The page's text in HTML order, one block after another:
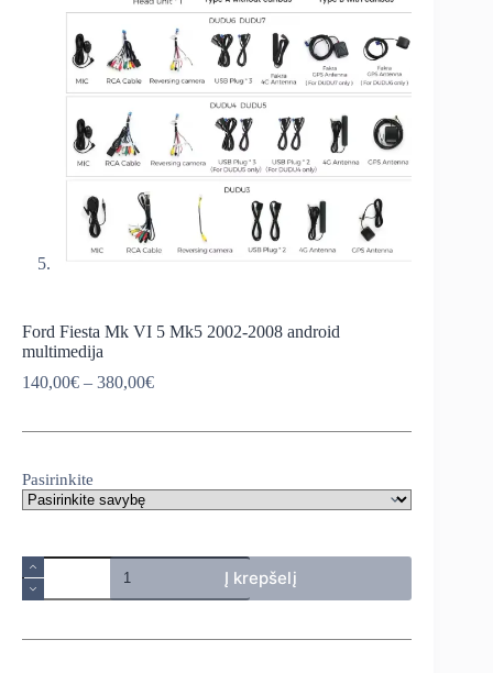
Ford Fiesta Mk VI 5 Mk5 2002-2008 android
multimedija
140,00€ – 380,00€Price
Pasirinkite
produkto
kiekis:
Ford
Mk
Į krepšelį